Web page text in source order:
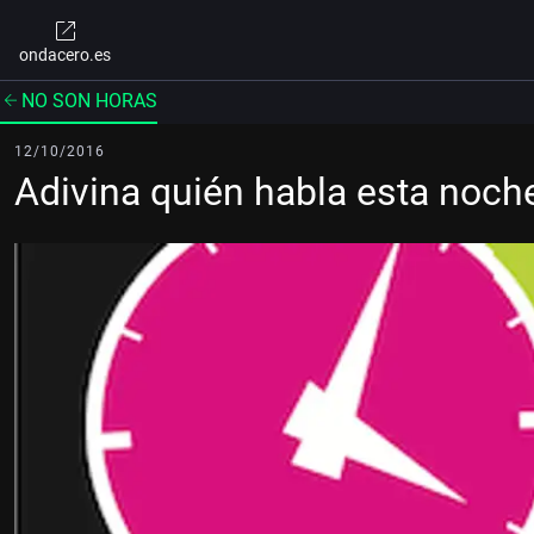
ondacero.es
NO SON HORAS
12/10/2016
Adivina quién habla esta